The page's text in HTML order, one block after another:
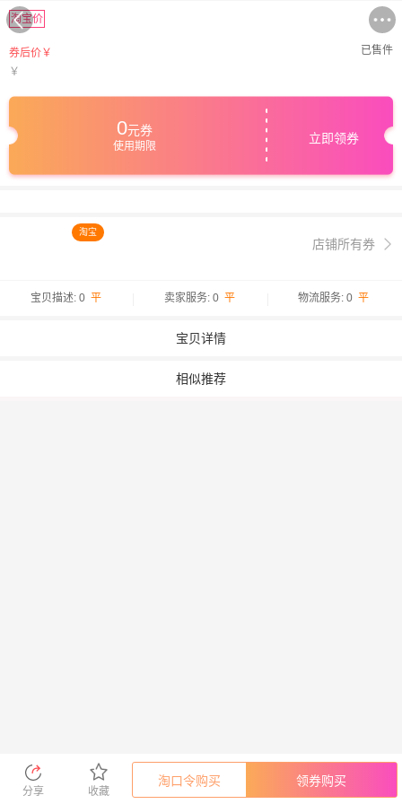
分享 收藏
淘口令购买 领券购买
淘宝价
券后价￥ 已售件
￥
0元券
使用期限
立即领券
淘宝
店铺所有券
宝贝描述: 0 平 卖家服务: 0 平 物流服务: 0 平
宝贝详情
相似推荐